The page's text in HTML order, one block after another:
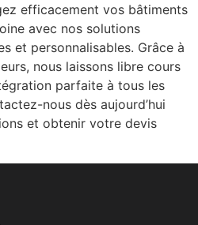
efficacement vos bâtiments
avec nos solutions
et personnalisables. Grâce à
nous laissons libre cours
parfaite à tous les
nous dès aujourd’hui
et obtenir votre devis